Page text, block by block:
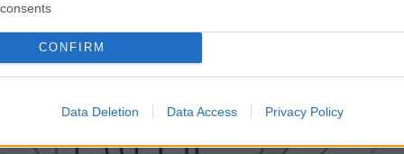
CONFIRM
Data Deletion Data Access Privacy Policy